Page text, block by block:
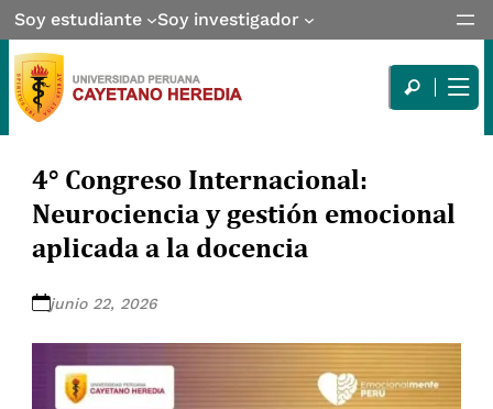
Soy estudiante Soy investigador
4° Congreso Internacional:
Neurociencia y gestión emocional
aplicada a la docencia
junio 22, 2026